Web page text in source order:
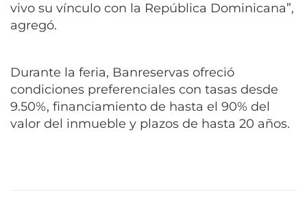
vivo su vínculo con la República Dominicana”,
agregó.
Durante la feria, Banreservas ofreció
condiciones preferenciales con tasas desde
9.50%, financiamiento de hasta el 90% del
valor del inmueble y plazos de hasta 20 años.